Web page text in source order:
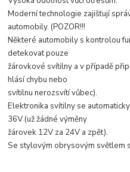
Moderní technologie zajišťují
automobily. (POZOR!!!
Některé automobily s kontrolou
detekovat pouze
žárovkové svítilny a v případě
hlásí chybu nebo
svítilnu nerozsvítí vůbec).
Elektronika svítilny se
36V (už žádné výměny
žárovek 12V za 24V a zpět).
Se stylovým obrysovým světlem